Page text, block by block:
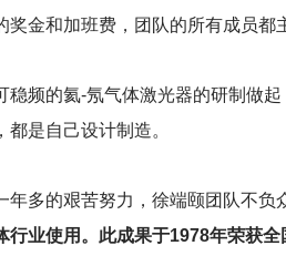
金和加班费，团队的所有成员都
稳频的氦-氖气体激光器的研制做
是自己设计制造。
多的艰苦努力，徐端颐团队不负
行业使用。此成果于1978年荣获全